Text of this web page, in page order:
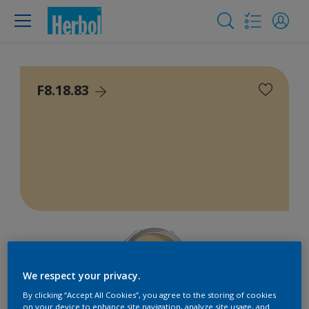
F8.18.83
We respect your privacy.
By clicking “Accept All Cookies”, you agree to the storing of cookies
on your device to enhance site navigation, analyze site usage, and